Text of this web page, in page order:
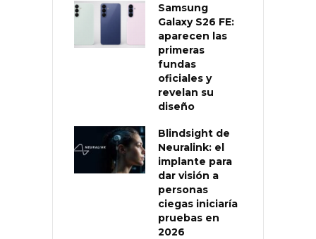
Samsung
Galaxy S26 FE:
aparecen las
primeras
fundas
oficiales y
revelan su
diseño
Blindsight de
Neuralink: el
implante para
dar visión a
personas
ciegas iniciaría
pruebas en
2026